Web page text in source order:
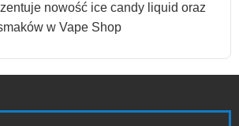
nowość ice candy liquid oraz
w Vape Shop